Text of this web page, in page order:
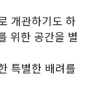
개관하기도 하
위한 공간을 별
특별한 배려를